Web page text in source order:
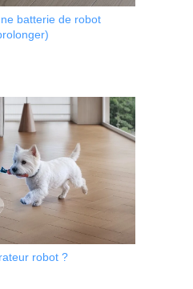
batterie de robot
robot ?